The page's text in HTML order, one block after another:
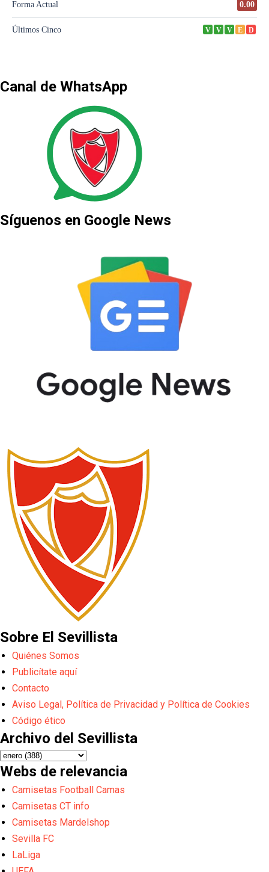
Canal de WhatsApp
Síguenos en Google News
Sobre El Sevillista
Quiénes Somos
Publicítate aquí
Contacto
Aviso Legal, Política de Privacidad y Política de Cookies
Código ético
Archivo del Sevillista
Webs de relevancia
Camisetas Football Camas
Camisetas CT info
Camisetas Mardelshop
Sevilla FC
LaLiga